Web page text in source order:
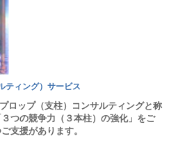
ティング）サービス
ロップ（支柱）コンサルティングと称
つの競争力（３本柱）の強化」をご
支援があります。